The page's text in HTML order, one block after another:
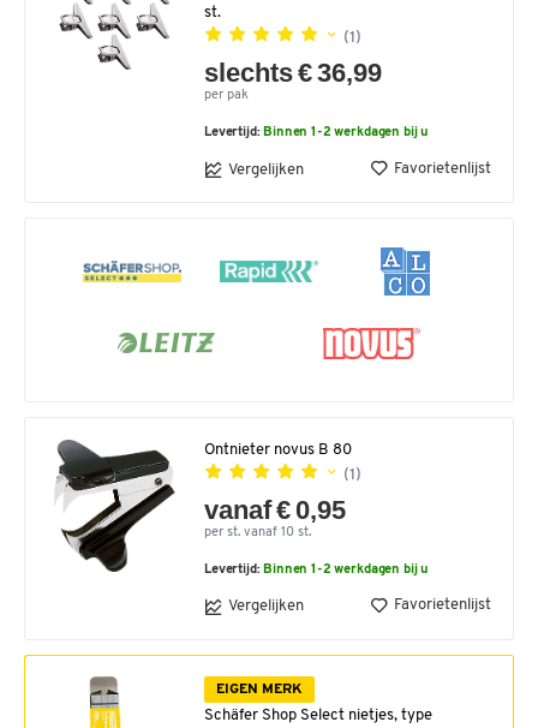
st.
(1)
slechts € 36,99
per pak
Levertijd: Binnen 1-2 werkdagen bij u
Vergelijken Favorietenlijst
Ontnieter novus B 80
(1)
vanaf € 0,95
per st. vanaf 10 st.
Levertijd: Binnen 1-2 werkdagen bij u
Vergelijken Favorietenlijst
EIGEN MERK
Schäfer Shop Select nietjes, type